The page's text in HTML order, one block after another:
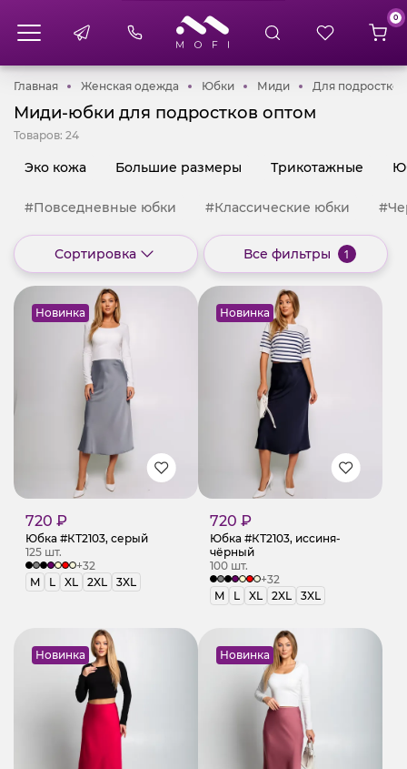
0
ГлавнаяГлавнаяЖенская одежда Женская одежда
ЮбкиЮбкиМидиМидиДля подростков
Миди-юбки для подростков оптом
Товаров: 24
Эко кожа Большие размеры Трикотажные
#Повседневные юбки #Классические юбки
Сортировка Все фильтры 1
Новинка
720 ₽
Юбка #КТ2103, серый
125 шт.
+32
M
L XL 2XL 3XL
Новинка
720 ₽
Юбка #КТ2103, иссиня-
чёрный
100 шт.
+32
M
L XL 2XL 3XL
Новинка Новинка